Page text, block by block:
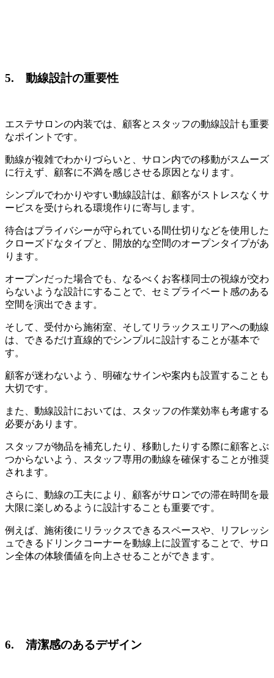
5. 動線設計の重要性
エステサロンの内装では、顧客とスタッフの動線設計も重要
なポイントです。
動線が複雑でわかりづらいと、サロン内での移動がスムーズ
に行えず、顧客に不満を感じさせる原因となります。
シンプルでわかりやすい動線設計は、顧客がストレスなくサ
ービスを受けられる環境作りに寄与します。
待合はプライバシーが守られている間仕切りなどを使用した
クローズドなタイプと、開放的な空間のオープンタイプがあ
ります。
オープンだった場合でも、なるべくお客様同士の視線が交わ
らないような設計にすることで、セミプライベート感のある
空間を演出できます。
そして、受付から施術室、そしてリラックスエリアへの動線
は、できるだけ直線的でシンプルに設計することが基本で
す。
顧客が迷わないよう、明確なサインや案内も設置することも
大切です。
また、動線設計においては、スタッフの作業効率も考慮する
必要があります。
スタッフが物品を補充したり、移動したりする際に顧客とぶ
つからないよう、スタッフ専用の動線を確保することが推奨
されます。
さらに、動線の工夫により、顧客がサロンでの滞在時間を最
大限に楽しめるように設計することも重要です。
例えば、施術後にリラックスできるスペースや、リフレッシ
ュできるドリンクコーナーを動線上に設置することで、サロ
ン全体の体験価値を向上させることができます。
6. 清潔感のあるデザイン